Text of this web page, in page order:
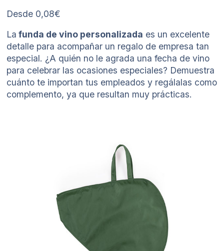
Desde 0,08€
La funda de vino personalizada es un excelente
detalle para acompañar un regalo de empresa tan
especial. ¿A quién no le agrada una fecha de vino
para celebrar las ocasiones especiales? Demuestra
cuánto te importan tus empleados y regálalas como
complemento, ya que resultan muy prácticas.